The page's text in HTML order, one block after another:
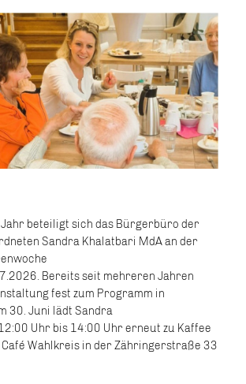
beteiligt sich das Bürgerbüro der
Sandra Khalatbari MdA an der
Bereits seit mehreren Jahren
fest zum Programm in
30. Juni lädt Sandra
Uhr bis 14:00 Uhr erneut zu Kaffee
Café Wahlkreis in der Zähringerstraße 33